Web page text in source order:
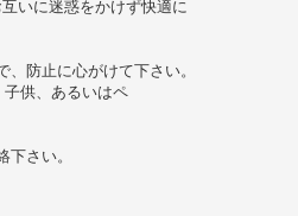
いに迷惑をかけず快適に
防止に心がけて下さい。
供、あるいはペ
さい。